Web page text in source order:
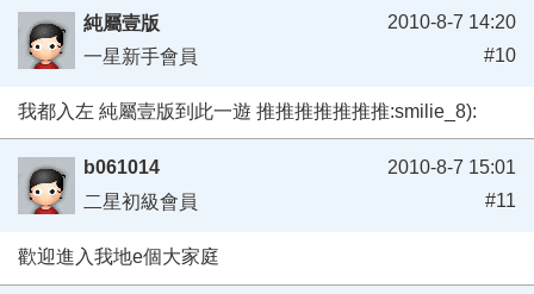
純屬壹版
一星新手會員
2010-8-7 14:20
#10
我都入左 純屬壹版到此一遊 推推推推推推推:smilie_8):
b061014
二星初級會員
2010-8-7 15:01
#11
歡迎進入我地e個大家庭